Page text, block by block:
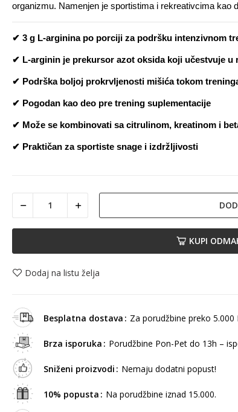
organizmu. Namenjen je sportistima i rekreativcima kao
✔ 3 g L-arginina po porciji za podršku intenzivnom
✔ L-arginin je prekursor azot oksida koji učestvuje u
✔ Podrška boljoj prokrvljenosti mišića tokom
✔ Pogodan kao deo pre trening suplementacije
✔ Može se kombinovati sa citrulinom, kreatinom i
✔ Praktičan za sportiste snage i izdržljivosti
KUPI
Dodaj na listu želja
Besplatna dostava Za porudžbine preko 5.000
Brza isporuka Porudžbine Pon-Pet do 13h –
Sniženi proizvodi Nemaju dodatni popust!
10% popusta Na porudžbine iznad 15.000.